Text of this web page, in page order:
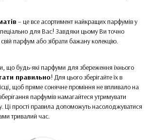
– це все асортимент найкращих парфумів у
спеціально для Вас! Завдяки цьому Ви точно
парфум або зібрати бажану колекцію.
що будь-які парфуми для збереження їхнього
правильно! Для цього зберігайте їх в
щоб пряме сонячне проміння не впливало на
парфумів намагайтеся утримувати
Ці прості правила допоможуть насолоджуватися
тривалий час.